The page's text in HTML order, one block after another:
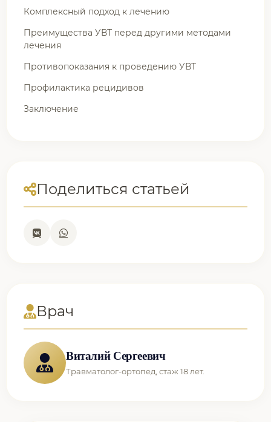
Комплексный подход к лечению
Преимущества УВТ перед другими методами
лечения
Противопоказания к проведению УВТ
Профилактика рецидивов
Заключение
Поделиться статьей
Врач
Виталий Сергеевич
Травматолог-ортопед, стаж 18 лет.